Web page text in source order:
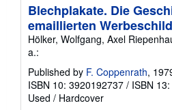
Blechplakate. Die
emaillierten
Hölker, Wolfgang, Axel
a.:
Published by F. Coppenrath,
ISBN 10: 3920192737 / ISBN
Used / Hardcover